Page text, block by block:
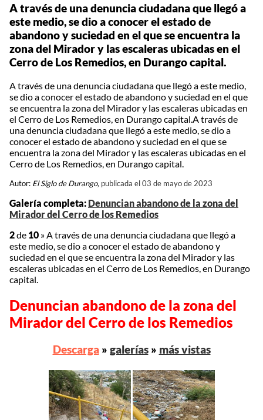
A través de una denuncia ciudadana que llegó a
este medio, se dio a conocer el estado de
abandono y suciedad en el que se encuentra la
zona del Mirador y las escaleras ubicadas en el
Cerro de Los Remedios, en Durango capital.
A través de una denuncia ciudadana que llegó a este medio,
se dio a conocer el estado de abandono y suciedad en el que
se encuentra la zona del Mirador y las escaleras ubicadas en
el Cerro de Los Remedios, en Durango capital.A través de
una denuncia ciudadana que llegó a este medio, se dio a
conocer el estado de abandono y suciedad en el que se
encuentra la zona del Mirador y las escaleras ubicadas en el
Cerro de Los Remedios, en Durango capital.
Autor: El Siglo de Durango, publicada el 03 de mayo de 2023
Galería completa: Denuncian abandono de la zona del
Mirador del Cerro de los Remedios
2de 10 » A través de una denuncia ciudadana que llegó a
este medio, se dio a conocer el estado de abandono y
suciedad en el que se encuentra la zona del Mirador y las
escaleras ubicadas en el Cerro de Los Remedios, en Durango
capital.
Denuncian abandono de la zona del
Mirador del Cerro de los Remedios
Descarga» galerías» más vistas